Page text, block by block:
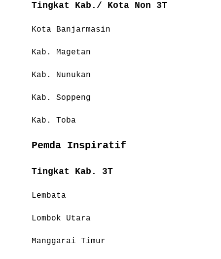
Tingkat Kab./ Kota Non 3T
Kota Banjarmasin
Kab. Magetan
Kab. Nunukan
Kab. Soppeng
Kab. Toba
Pemda Inspiratif
Tingkat Kab. 3T
Lembata
Lombok Utara
Manggarai Timur